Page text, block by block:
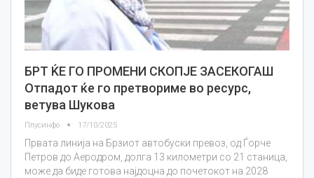
БРТ ЌЕ ГО ПРОМЕНИ СКОПЈЕ ЗАСЕКОГАШ
Отпадот ќе го претвориме во ресурс,
ветува Шукова
Плусинфо 17/10/2025
Првата линија на Брзиот автобуски превоз, од Ѓорче
Петров до Аеродром, долга 13 километри со 21 станица,
може да биде готова најдоцна до почетокот на 2028